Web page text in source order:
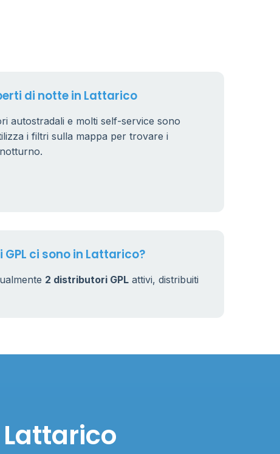
di notte in Lattarico
autostradali e molti self-service sono
i filtri sulla mappa per trovare i
ci sono in Lattarico?
2 distributori GPL attivi, distribuiti